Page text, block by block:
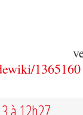
1365160